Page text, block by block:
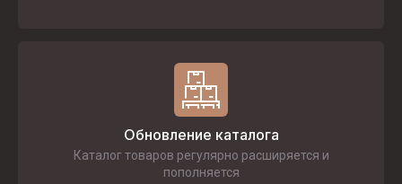
Обновление каталога
Каталог товаров регулярно расширяется и
пополняется